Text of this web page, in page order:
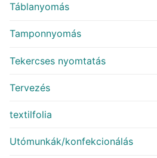
Táblanyomás
Tamponnyomás
Tekercses nyomtatás
Tervezés
textilfolia
Utómunkák/konfekcionálás